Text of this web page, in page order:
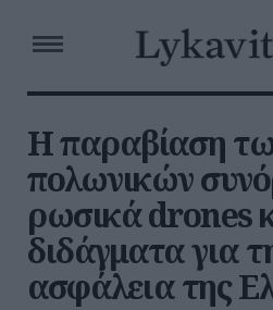
Η παραβίαση
πολωνικών
ρωσικά drones
διδάγματα για
ασφάλεια της